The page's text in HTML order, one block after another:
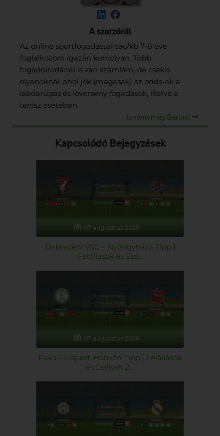
A szerzőről
Az online sportfogadással sac/kb 7-8 éve
foglalkozom igazán komolyan. Több
fogadóirodánál is van számlám, de csakis
olyanoknál, ahol jók (magasak) az odds-ok a
labdarúgás és lóverseny fogadások, illetve a
tenisz esetében.
Ismerd meg Bartost
Kapcsolódó Bejegyzések
07 augusztus 2026
Debreceni VSC – Nyíregyháza Tipp |
Felállások és Esé...
07 augusztus 2026
Paks – Kispest-Honvéd Tipp | Felállások
és Esélyek 2...